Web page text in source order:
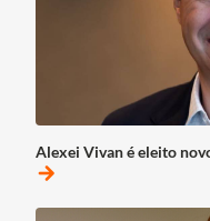
Alexei Vivan é eleito
arrow_forward